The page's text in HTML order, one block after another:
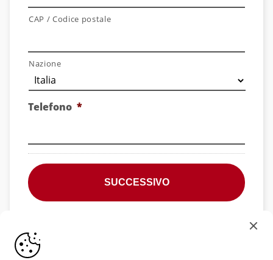
CAP / Codice postale
Nazione
Telefono *